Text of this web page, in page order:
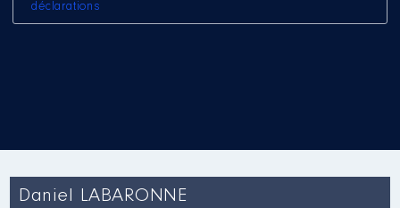
déclarations
Daniel LABARONNE